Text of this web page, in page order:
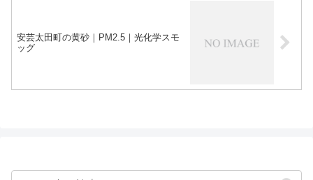
安芸太田町の黄砂｜PM2.5｜光化学スモ
ッグ